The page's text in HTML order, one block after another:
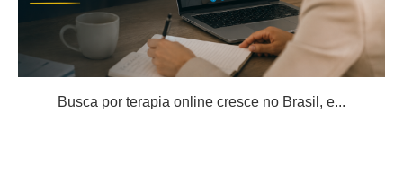
Busca por terapia online cresce no Brasil, e...